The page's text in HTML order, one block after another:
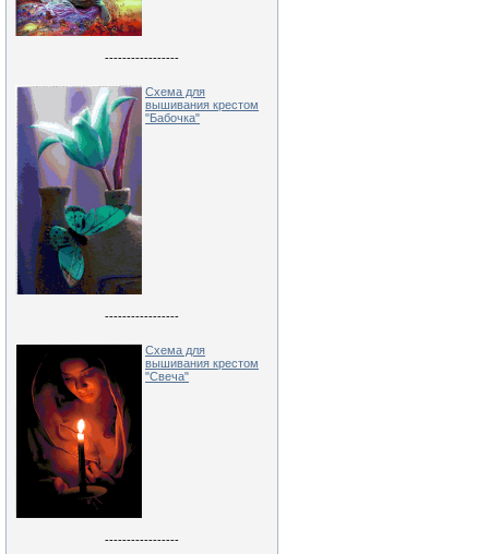
-----------------
Схема для
вышивания крестом
"Бабочка"
-----------------
Схема для
вышивания крестом
"Свеча"
-----------------